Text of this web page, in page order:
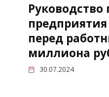
Руководство
перед
миллиона
30.07.2024